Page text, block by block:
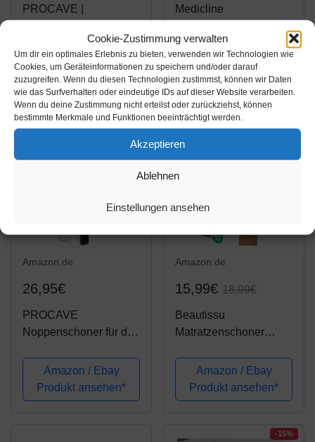
Cookie-Zustimmung verwalten
Um dir ein optimales Erlebnis zu bieten, verwenden wir Technologien wie
Cookies, um Geräteinformationen zu speichern und/oder darauf
zuzugreifen. Wenn du diesen Technologien zustimmst, können wir Daten
wie das Surfverhalten oder eindeutige IDs auf dieser Website verarbeiten.
Wenn du deine Zustimmung nicht erteilst oder zurückziehst, können
bestimmte Merkmale und Funktionen beeinträchtigt werden.
Akzeptieren
Ablehnen
Einstellungen ansehen
PROCAVE |
Filzschoner für
Lattenrost | Schützende
Matratzenunterlage
90x200 cm |
atmungsaktiver
Matratzenschoner aus
Germany
Amazon / Ebay
Produkt ansehen*
Medicline
Filzschoner Wolle,
Kunstfaser 90 x 200 cm
Amazon / Ebay
Produkt ansehen*
Amazon.de
26,95€
PROCAVE
Noppenschoner für den
verschiedenen Größen
- Made in Germany |
Matratzen-Unterlage
Amazon / Ebay
Produkt ansehen*
-15%
Amazon.de
15,99€ 18,99€
Beautissu
Matratzenschoner
Noppen 90x200 cm
Matratzen Unterlage
rutschfest mit Oeko-Tex
Amazon / Ebay
Produkt ansehen*
-15%